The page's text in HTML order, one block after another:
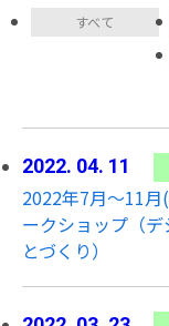
すべて
2022. 04. 11
2022年7月～11
ークショップ（
とづくり）